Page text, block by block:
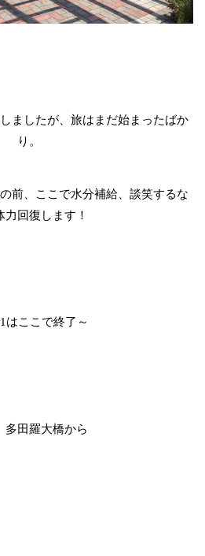
ましたが、旅はまだ始まったばか
り。
前、ここで水分補給、談笑するな
力回復します！
はここで終了～
多田羅大橋から